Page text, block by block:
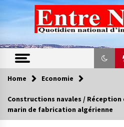
content
Contes de chez nous
Quand la mère
Home Economie
Constructions navales /
marin de fabrication algérienne